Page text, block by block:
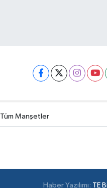
Tüm Manşetler
Haber Yazılımı: TE